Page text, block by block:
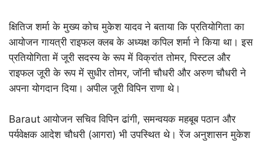
क्षितिज शर्मा के मुख्य कोच मुकेश यादव ने बताया कि प्रतियोगिता का
आयोजन गायत्री राइफल क्लब के अध्यक्ष कपिल शर्मा ने किया था। इस
प्रतियोगिता में जूरी सदस्य के रूप में विक्रांत तोमर, पिस्टल और
राइफल जूरी के रूप में सुधीर तोमर, जॉनी चौधरी और अरुण चौधरी ने
अपना योगदान दिया। अपील जूरी विपिन राणा थे।
Baraut आयोजन सचिव विपिन ढांगी, समन्वयक महबूब पठान और
पर्यवेक्षक आदेश चौधरी (आगरा) भी उपस्थित थे। रेंज अनुशासन मुकेश